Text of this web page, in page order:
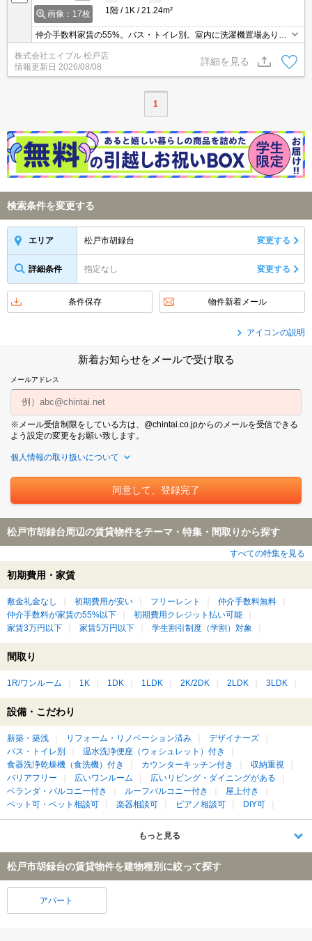
画像：17枚
1階
1K 21.24m²
仲介手数料家賃の55%。バス・トイレ別。室内に洗濯機置場あり。
クローゼット付。保証会社加入要(初回月額総額50%、月次月額総額
2%)。
株式会社エイブル 松戸店
情報更新日 2026/08/08
詳細を見る
1
検索条件を変更する
エリア 松戸市胡録台 変更する
詳細条件 指定なし 変更する
条件保存 物件新着メール
アイコンの説明
新着お知らせをメールで受け取る
メールアドレス
※メール受信制限をしている方は、@chintai.co.jpからのメールを受信できる
よう設定の変更をお願い致します。
個人情報の取り扱いについて
松戸市胡録台周辺の賃貸物件をテーマ・特集・間取りから探す
すべての特集を見る
初期費用・家賃
敷金礼金なし 初期費用が安い フリーレント
仲介手数料無料
仲介手数料が家賃の55%以下
初期費用クレジット払い可能
家賃3万円以下
家賃5万円以下 学生割引制度（学割）対象
間取り
1R/ワンルーム 1K 1DK 1LDK 2K/2DK 2LDK 3LDK
設備・こだわり
新築・築浅 リフォーム・リノベーション済み
デザイナーズ
バス・トイレ別
温水洗浄便座（ウォシュレット）付き
食器洗浄乾燥機（食洗機）付き
カウンターキッチン付き
収納重視
バリアフリー
広いワンルーム
広いリビング・ダイニングがある
ベランダ・バルコニー付き
ルーフバルコニー付き
屋上付き
ペット可・ペット相談可
楽器相談可 ピアノ相談可 DIY可
もっと見る
松戸市胡録台の賃貸物件を建物種別に絞って探す
アパート